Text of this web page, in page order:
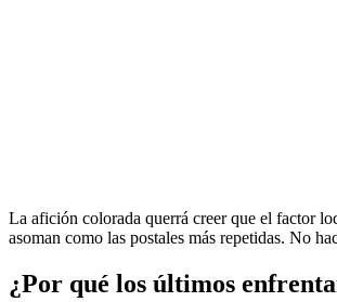
La afición colorada querrá creer que el factor
asoman como las postales más repetidas. No
¿Por qué los últimos